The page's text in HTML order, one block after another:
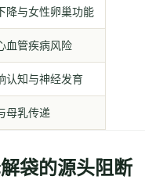
降与女性卵巢功能
血管疾病风险
认知与神经发育
母乳传递
袋的源头阻断